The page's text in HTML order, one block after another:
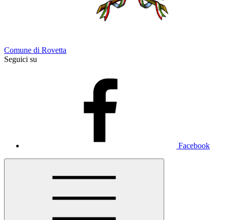
Comune di Rovetta
Seguici su
Facebook